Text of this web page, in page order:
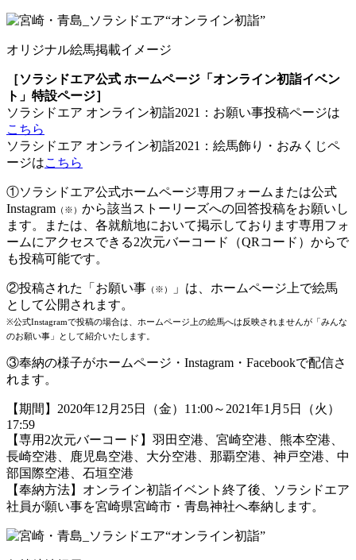
オリジナル絵馬掲載イメージ
［ソラシドエア公式 ホームページ「オンライン初詣イベン
ト」特設ページ］
ソラシドエア オンライン初詣2021：お願い事投稿ページは
こちら
ソラシドエア オンライン初詣2021：絵馬飾り・おみくじペ
ージはこちら
①ソラシドエア公式ホームページ専用フォームまたは公式
Instagram （※） から該当ストーリーズへの回答投稿をお願いし
ます。または、各就航地において掲示しております専用フォ
ームにアクセスできる2次元バーコード（QRコード）からで
も投稿可能です。
②投稿された「お願い事 （※）
」は、ホームページ上で絵馬
として公開されます。
※公式Instagramで投稿の場合は、ホームページ上の絵馬へは反映されませんが「みんな
のお願い事」として紹介いたします。
③奉納の様子がホームページ・Instagram・Facebookで配信さ
れます。
【期間】2020年12月25日（金）11:00～2021年1月5日（火）
17:59
【専用2次元バーコード】羽田空港、宮崎空港、熊本空港、
長崎空港、鹿児島空港、大分空港、那覇空港、神戸空港、中
部国際空港、石垣空港
【奉納方法】オンライン初詣イベント終了後、ソラシドエア
社員が願い事を宮崎県宮崎市・青島神社へ奉納します。